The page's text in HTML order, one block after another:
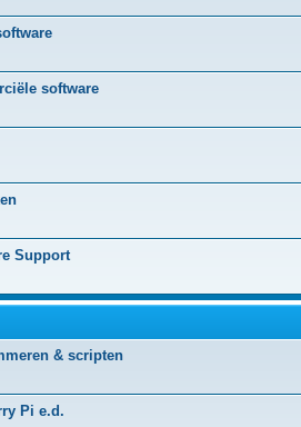
software
Support
& scripten
Pi e.d.